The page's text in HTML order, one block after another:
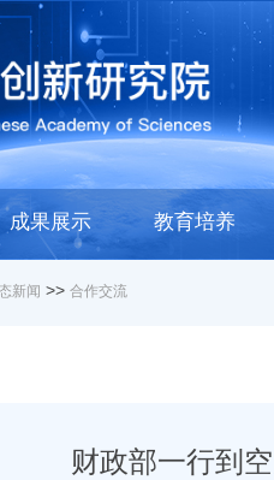
成果展示 教育培养
新闻 >> 合作交流
财政部一行到